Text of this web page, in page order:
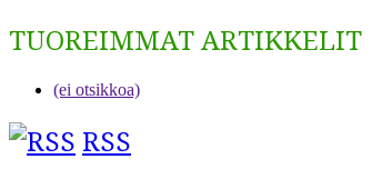
TUOREIMMAT ARTIKKELIT
(ei otsikkoa)
RSS